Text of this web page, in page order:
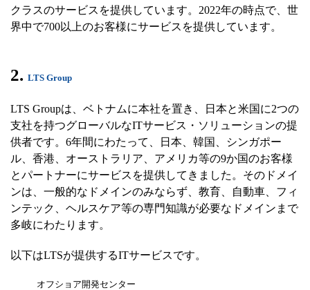
クラスのサービスを提供しています。2022年の時点で、世
界中で700以上のお客様にサービスを提供しています。
2. LTS Group
LTS Groupは、ベトナムに本社を置き、日本と米国に2つの
支社を持つグローバルなITサービス・ソリューションの提
供者です。6年間にわたって、日本、韓国、シンガポー
ル、香港、オーストラリア、アメリカ等の9か国のお客様
とパートナーにサービスを提供してきました。そのドメイ
ンは、一般的なドメインのみならず、教育、自動車、フィ
ンテック、ヘルスケア等の専門知識が必要なドメインまで
多岐にわたります。
以下はLTSが提供するITサービスです。
オフショア開発センター